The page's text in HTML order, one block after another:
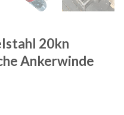
20kn
Ankerwinde